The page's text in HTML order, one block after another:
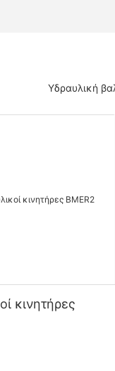
Υδραυλική
κινητήρες